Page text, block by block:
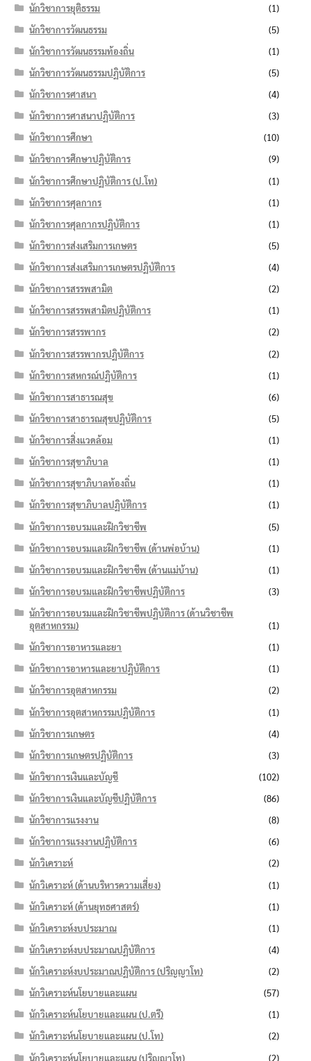
นักวิชาการยุติธรรม
(1)
นักวิชาการวัฒนธรรม
(5)
นักวิชาการวัฒนธรรมท้องถิ่น
(1)
นักวิชาการวัฒนธรรมปฏิบัติการ
(5)
นักวิชาการศาสนา
(4)
นักวิชาการศาสนาปฏิบัติการ
(3)
นักวิชาการศึกษา
(10)
นักวิชาการศึกษาปฏิบัติการ
(9)
นักวิชาการศึกษาปฏิบัติการ (ป.โท)
(1)
นักวิชาการศุลกากร
(1)
นักวิชาการศุลกากรปฏิบัติการ
(1)
นักวิชาการส่งเสริมการเกษตร
(5)
นักวิชาการส่งเสริมการเกษตรปฏิบัติการ
(4)
นักวิชาการสรรพสามิต
(2)
นักวิชาการสรรพสามิตปฏิบัติการ
(1)
นักวิชาการสรรพากร
(2)
นักวิชาการสรรพากรปฏิบัติการ
(2)
นักวิชาการสหกรณ์ปฏิบัติการ
(1)
นักวิชาการสาธารณสุข
(6)
นักวิชาการสาธารณสุขปฏิบัติการ
(5)
นักวิชาการสิ่งแวดล้อม
(1)
นักวิชาการสุขาภิบาล
(1)
นักวิชาการสุขาภิบาลท้องถิ่น
(1)
นักวิชาการสุขาภิบาลปฏิบัติการ
(1)
นักวิชาการอบรมและฝึกวิชาชีพ
(5)
นักวิชาการอบรมและฝึกวิชาชีพ (ด้านพ่อบ้าน)
(1)
นักวิชาการอบรมและฝึกวิชาชีพ (ด้านแม่บ้าน)
(1)
นักวิชาการอบรมและฝึกวิชาชีพปฏิบัติการ
(3)
นักวิชาการอบรมและฝึกวิชาชีพปฏิบัติการ (ด้านวิชาชีพ
อุตสาหกรรม)
(1)
นักวิชาการอาหารและยา
(1)
นักวิชาการอาหารและยาปฏิบัติการ
(1)
นักวิชาการอุตสาหกรรม
(2)
นักวิชาการอุตสาหกรรมปฏิบัติการ
(1)
นักวิชาการเกษตร
(4)
นักวิชาการเกษตรปฏิบัติการ
(3)
นักวิชาการเงินและบัญชี
(102)
นักวิชาการเงินและบัญชีปฏิบัติการ
(86)
นักวิชาการแรงงาน
(8)
นักวิชาการแรงงานปฏิบัติการ
(6)
นักวิเคราะห์
(2)
นักวิเคราะห์ (ด้านบริหารความเสี่ยง)
(1)
นักวิเคราะห์ (ด้านยุทธศาสตร์)
(1)
นักวิเคราะห์งบประมาณ
(1)
นักวิเคราะห์งบประมาณปฏิบัติการ
(4)
นักวิเคราะห์งบประมาณปฏิบัติการ (ปริญญาโท)
(2)
นักวิเคราะห์นโยบายและแผน
(57)
นักวิเคราะห์นโยบายและแผน (ป.ตรี)
(1)
นักวิเคราะห์นโยบายและแผน (ป.โท)
(2)
นักวิเคราะห์นโยบายและแผน (ปริญญาโท)
(2)